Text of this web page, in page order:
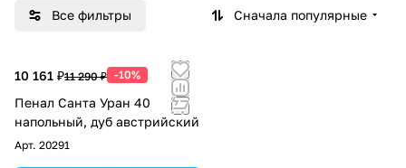
Все фильтры Сначала популярные
10 161 ₽11 290 ₽ -10%
Пенал Санта Уран 40
напольный, дуб австрийский
Арт. 20291